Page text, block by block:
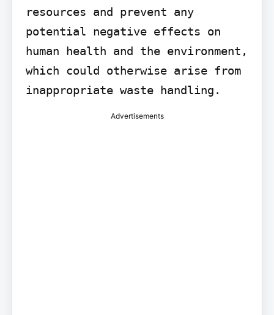
resources and prevent any
potential negative effects on
human health and the environment,
which could otherwise arise from
inappropriate waste handling.
Advertisements